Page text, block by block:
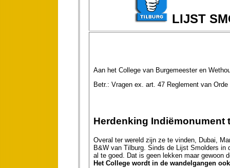
LIJST
Aan het College van Burgemeester en
Betr.: Vragen ex. art. 47
Herdenking Indiëmonument
Overal ter wereld zijn ze te vinden, Dubai,
B&W van Tilburg. Sinds de Lijst Smolders in
al te goed. Dat is geen lekken maar gewoon
Het College wordt in de wandelgangen